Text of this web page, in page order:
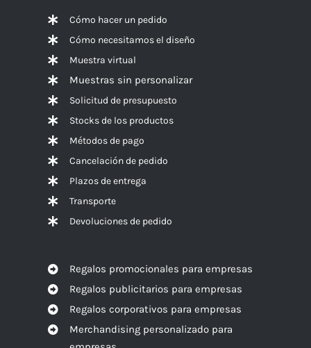
Cómo hacer un pedido
Cómo necesitamos el diseño
Muestra virtual
Muestras sin personalizar
Solicitud de presupuesto
Stocks de los productos
Métodos de pago
Cancelación de pedido
Plazos de entrega
Transporte
Devoluciones de pedido
Regalos promocionales para empresas
Regalos publicitarios para empresas
Regalos corporativos para empresas
Merchandising personalizado para